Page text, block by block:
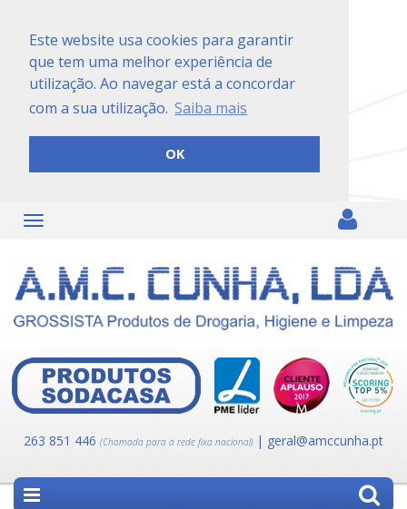
Este website usa cookies para garantir
que tem uma melhor experiência de
utilização. Ao navegar está a concordar
com a sua utilização. Saiba mais
OK
263 851 446 (Chamada para a rede fixa nacional) | geral@amccunha.pt